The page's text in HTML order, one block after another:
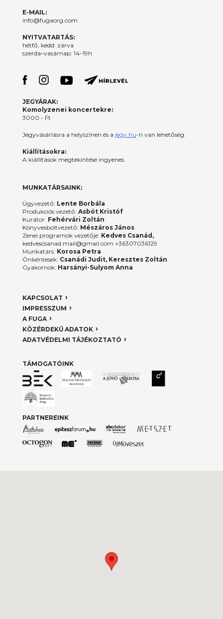
E-MAIL:
info@fugaorg.com
NYITVATARTÁS:
hétfő, kedd: zárva
szerda–vasárnap: 14–19h
JEGYÁRAK:
Komolyzenei koncertekre:
3000.- Ft
Jegyvásárlásra a helyszínen és a jegy.hu-n van lehetőség.
Kiállításokra:
A kiállítások megtekintése ingyenes.
MUNKATÁRSAINK:
Ügyvezető: Lente Borbála
Produkciós vezető: Asbót Kristóf
Kurátor: Fehérvári Zoltán
Könyvesboltvezető: Mészáros János
Zenei programok vezetője: Kedves Csanád,
kedvescsanad.mail@gmail.com +36307036129
Munkatárs: Korosa Petra
Önkéntesek: Csanádi Judit, Keresztes Zoltán
Gyakornok: Harsányi-Sulyom Anna
KAPCSOLAT
IMPRESSZUM
A FUGA
KÖZÉRDEKŰ ADATOK
ADATVÉDELMI TÁJÉKOZTATÓ
TÁMOGATÓINK
PARTNEREINK